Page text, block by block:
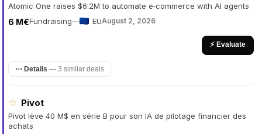
Atomic One raises $6.2M to automate e‑commerce with AI agents
Fundraising
6 M€ — EUAugust 2, 2026
⚡ Evaluate
⋯ Details — 3 similar deals
☆ Pivot
Pivot lève 40 M$ en série B pour son IA de pilotage financier des
achats